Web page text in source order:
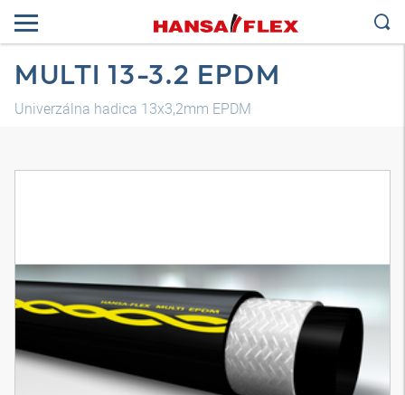
MULTI 13-3.2 EPDM
Univerzálna hadica 13x3,2mm EPDM